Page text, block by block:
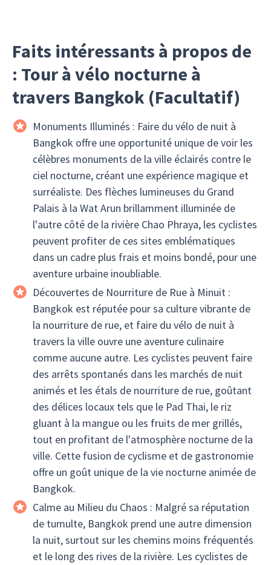
Faits intéressants à propos de
: Tour à vélo nocturne à
travers Bangkok (Facultatif)
Monuments Illuminés : Faire du vélo de nuit à
Bangkok offre une opportunité unique de voir les
célèbres monuments de la ville éclairés contre le
ciel nocturne, créant une expérience magique et
surréaliste. Des flèches lumineuses du Grand
Palais à la Wat Arun brillamment illuminée de
l'autre côté de la rivière Chao Phraya, les cyclistes
peuvent profiter de ces sites emblématiques
dans un cadre plus frais et moins bondé, pour une
aventure urbaine inoubliable.
Découvertes de Nourriture de Rue à Minuit :
Bangkok est réputée pour sa culture vibrante de
la nourriture de rue, et faire du vélo de nuit à
travers la ville ouvre une aventure culinaire
comme aucune autre. Les cyclistes peuvent faire
des arrêts spontanés dans les marchés de nuit
animés et les étals de nourriture de rue, goûtant
des délices locaux tels que le Pad Thai, le riz
gluant à la mangue ou les fruits de mer grillés,
tout en profitant de l'atmosphère nocturne de la
ville. Cette fusion de cyclisme et de gastronomie
offre un goût unique de la vie nocturne animée de
Bangkok.
Calme au Milieu du Chaos : Malgré sa réputation
de tumulte, Bangkok prend une autre dimension
la nuit, surtout sur les chemins moins fréquentés
et le long des rives de la rivière. Les cyclistes de